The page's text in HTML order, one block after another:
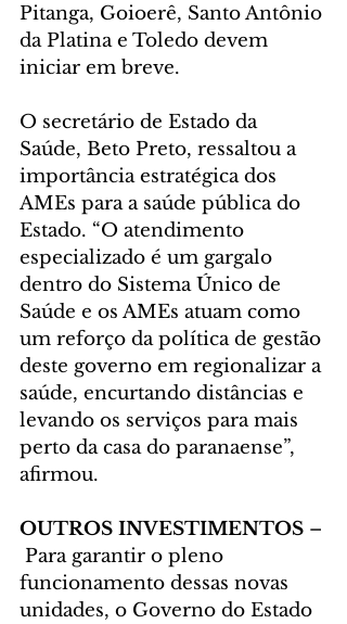
Pitanga, Goioerê, Santo Antônio
da Platina e Toledo devem
iniciar em breve.
O secretário de Estado da
Saúde, Beto Preto, ressaltou a
importância estratégica dos
AMEs para a saúde pública do
Estado. “O atendimento
especializado é um gargalo
dentro do Sistema Único de
Saúde e os AMEs atuam como
um reforço da política de gestão
deste governo em regionalizar a
saúde, encurtando distâncias e
levando os serviços para mais
perto da casa do paranaense”,
afirmou.
OUTROS INVESTIMENTOS –
Para garantir o pleno
funcionamento dessas novas
unidades, o Governo do Estado